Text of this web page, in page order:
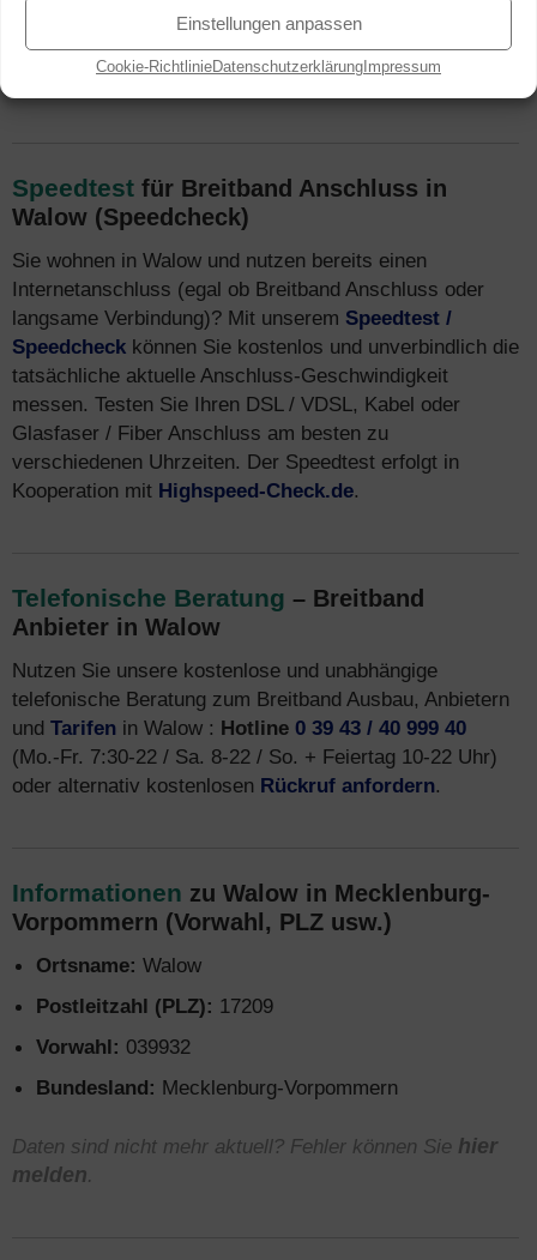
Einstellungen anpassen
Cookie-RichtlinieDatenschutzerklärung Impressum
ausgebaut. Mehr Infos zuTarifenund Breitband Internet
Anbietern finden Sie auch unterInternet-Telefon-
Fernsehen.de.
Speedtest für Breitband Anschluss in
Walow (Speedcheck)
Sie wohnen in Walow und nutzen bereits einen
Internetanschluss (egal ob Breitband Anschluss oder
langsame Verbindung)? Mit unserem Speedtest /
Speedcheck können Sie kostenlos und unverbindlich die
tatsächliche aktuelle Anschluss-Geschwindigkeit
messen. Testen Sie Ihren DSL / VDSL, Kabel oder
Glasfaser / Fiber Anschluss am besten zu
verschiedenen Uhrzeiten. Der Speedtest erfolgt in
Kooperation mit Highspeed-Check.de.
Telefonische Beratung – Breitband
Anbieter in Walow
Nutzen Sie unsere kostenlose und unabhängige
telefonische Beratung zum Breitband Ausbau, Anbietern
und Tarifen in Walow : Hotline 0 39 43 / 40 999 40
(Mo.-Fr. 7:30-22 / Sa. 8-22 / So. + Feiertag 10-22 Uhr)
oder alternativ kostenlosen Rückruf anfordern.
Informationen zu Walow in Mecklenburg-
Vorpommern (Vorwahl, PLZ usw.)
Ortsname: Walow
Postleitzahl (PLZ): 17209
Vorwahl: 039932
Bundesland: Mecklenburg-Vorpommern
Daten sind nicht mehr aktuell? Fehler können Sie hier
melden.